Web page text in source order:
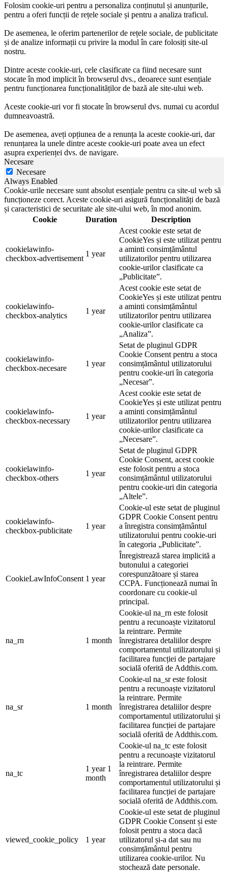
Folosim cookie-uri pentru a personaliza conținutul și anunțurile,
pentru a oferi funcții de rețele sociale și pentru a analiza traficul.
De asemenea, le oferim partenerilor de rețele sociale, de publicitate
și de analize informații cu privire la modul în care folosiți site-ul
nostru.
Dintre aceste cookie-uri, cele clasificate ca fiind necesare sunt
stocate în mod implicit în browserul dvs., deoarece sunt esențiale
pentru funcționarea funcționalităților de bază ale site-ului web.
Aceste cookie-uri vor fi stocate în browserul dvs. numai cu acordul
dumneavoastră.
De asemenea, aveți opțiunea de a renunța la aceste cookie-uri, dar
renunțarea la unele dintre aceste cookie-uri poate avea un efect
asupra experienței dvs. de navigare.
Necesare
Necesare
Always Enabled
Cookie-urile necesare sunt absolut esențiale pentru ca site-ul web să
funcționeze corect. Aceste cookie-uri asigură funcționalități de bază
și caracteristici de securitate ale site-ului web, în mod anonim.
Cookie
Duration Description
cookielawinfo-
checkbox-advertisement
1 year
Acest cookie este setat de
CookieYes și este utilizat pentru
a aminti consimțământul
utilizatorilor pentru utilizarea
cookie-urilor clasificate ca
„Publicitate”.
cookielawinfo-
checkbox-analytics
1 year
Acest cookie este setat de
CookieYes și este utilizat pentru
a aminti consimțământul
utilizatorilor pentru utilizarea
cookie-urilor clasificate ca
„Analiza”.
cookielawinfo-
checkbox-necesare
1 year
Setat de pluginul GDPR
Cookie Consent pentru a stoca
consimțământul utilizatorului
pentru cookie-uri în categoria
„Necesar”.
cookielawinfo-
checkbox-necessary
1 year
Acest cookie este setat de
CookieYes și este utilizat pentru
a aminti consimțământul
utilizatorilor pentru utilizarea
cookie-urilor clasificate ca
„Necesare”.
cookielawinfo-
checkbox-others
1 year
Setat de pluginul GDPR
Cookie Consent, acest cookie
este folosit pentru a stoca
consimțământul utilizatorului
pentru cookie-uri din categoria
„Altele”.
cookielawinfo-
checkbox-publicitate
1 year
Cookie-ul este setat de pluginul
GDPR Cookie Consent pentru
a înregistra consimțământul
utilizatorului pentru cookie-uri
în categoria „Publicitate”.
CookieLawInfoConsent 1 year
Înregistrează starea implicită a
butonului a categoriei
corespunzătoare și starea
CCPA. Funcționează numai în
coordonare cu cookie-ul
principal.
na_rn 1 month
Cookie-ul na_rn este folosit
pentru a recunoaște vizitatorul
la reintrare. Permite
înregistrarea detaliilor despre
comportamentul utilizatorului și
facilitarea funcției de partajare
socială oferită de Addthis.com.
na_sr 1 month
Cookie-ul na_sr este folosit
pentru a recunoaște vizitatorul
la reintrare. Permite
înregistrarea detaliilor despre
comportamentul utilizatorului și
facilitarea funcției de partajare
socială oferită de Addthis.com.
na_tc
1 year 1
month
Cookie-ul na_tc este folosit
pentru a recunoaște vizitatorul
la reintrare. Permite
înregistrarea detaliilor despre
comportamentul utilizatorului și
facilitarea funcției de partajare
socială oferită de Addthis.com.
viewed_cookie_policy 1 year
Cookie-ul este setat de pluginul
GDPR Cookie Consent și este
folosit pentru a stoca dacă
utilizatorul și-a dat sau nu
consimțământul pentru
utilizarea cookie-urilor. Nu
stochează date personale.